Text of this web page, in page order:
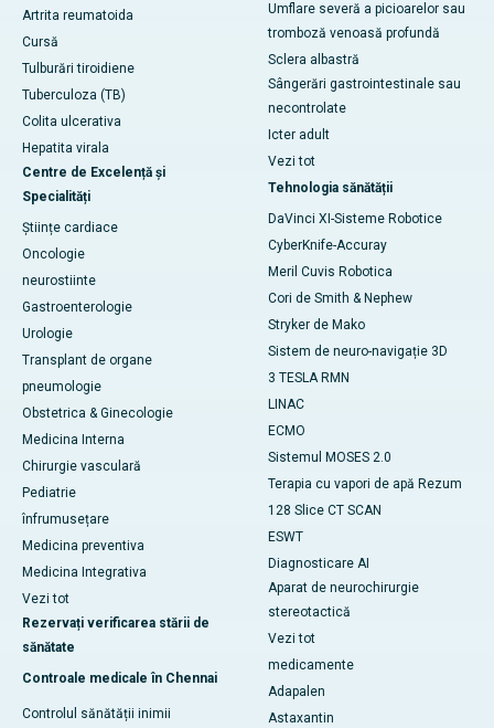
Artrita reumatoida
Cursă
Tulburări tiroidiene
Tuberculoza (TB)
Colita ulcerativa
Hepatita virala
Centre de Excelență și
Specialități
Științe cardiace
Oncologie
neurostiinte
Gastroenterologie
Urologie
Transplant de organe
pneumologie
Obstetrica & Ginecologie
Medicina Interna
Chirurgie vasculară
Pediatrie
înfrumusețare
Medicina preventiva
Medicina Integrativa
Vezi tot
Rezervați verificarea stării de
sănătate
Controale medicale în Chennai
Controlul sănătății inimii
Umflare severă a picioarelor sau
tromboză venoasă profundă
Sclera albastră
Sângerări gastrointestinale sau
necontrolate
Icter adult
Vezi tot
Tehnologia sănătății
DaVinci XI-Sisteme Robotice
CyberKnife-Accuray
Meril Cuvis Robotica
Cori de Smith & Nephew
Stryker de Mako
Sistem de neuro-navigație 3D
3 TESLA RMN
LINAC
ECMO
Sistemul MOSES 2.0
Terapia cu vapori de apă Rezum
128 Slice CT SCAN
ESWT
Diagnosticare AI
Aparat de neurochirurgie
stereotactică
Vezi tot
medicamente
Adapalen
Astaxantin